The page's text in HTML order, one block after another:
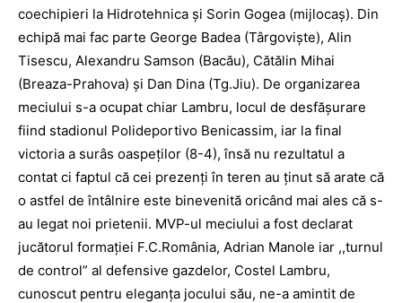
coechipieri la Hidrotehnica şi Sorin Gogea (mijlocaş). Din
echipă mai fac parte George Badea (Târgovişte), Alin
Tisescu, Alexandru Samson (Bacău), Cătălin Mihai
(Breaza-Prahova) şi Dan Dina (Tg.Jiu). De organizarea
meciului s-a ocupat chiar Lambru, locul de desfăşurare
fiind stadionul Polideportivo Benicassim, iar la final
victoria a surâs oaspeţilor (8-4), însă nu rezultatul a
contat ci faptul că cei prezenţi în teren au ţinut să arate că
o astfel de întâlnire este binevenită oricând mai ales că s-
au legat noi prietenii. MVP-ul meciului a fost declarat
jucătorul formaţiei F.C.România, Adrian Manole iar ,,turnul
de control” al defensive gazdelor, Costel Lambru,
cunoscut pentru eleganţa jocului său, ne-a amintit de